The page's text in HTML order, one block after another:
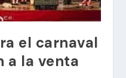
el carnaval
a la venta